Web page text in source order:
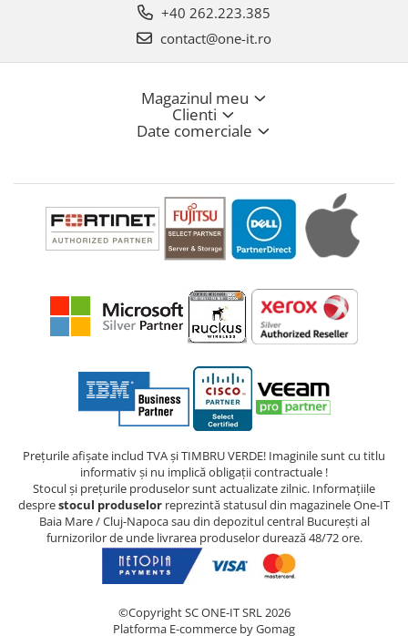
+40 262.223.385
contact@one-it.ro
Magazinul meu
Clienti
Date comerciale
Prețurile afișate includ TVA și TIMBRU VERDE! Imaginile sunt cu titlu
informativ și nu implică obligații contractuale !
Stocul și prețurile produselor sunt actualizate zilnic. Informațiile
desprestocul produselor reprezintă statusul din magazinele One-IT
Baia Mare / Cluj-Napoca sau din depozitul central București al
furnizorilor de unde livrarea produselor durează 48/72 ore.
©Copyright SC ONE-IT SRL 2026
Platforma E-commerce by Gomag